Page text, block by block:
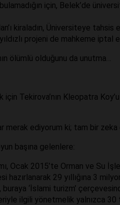
için, Belek’de
kiraladın, Üniversiteye
projeni de mahkeme iptal
ölümlü olduğunu da unutma…
için Tekirova’nın Kleopatra
merak ediyorum ki; tam bir zeka
başına gelenlere:
Ocak 2015’te Orman ve Su
hazırlanarak 29 yıllığına 3
buraya ‘İslami turizm’
ilgili yönetmelik yalnızca 30